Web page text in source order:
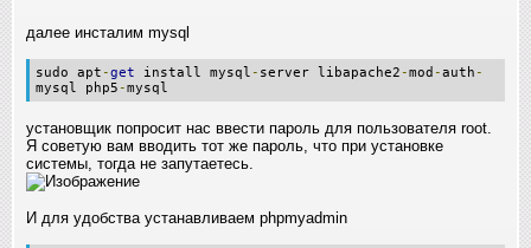
далее инсталим mysql
sudo apt -get install mysql - server libapache2 -mod -auth -
mysql php5 -mysql
установщик попросит нас ввести пароль для пользователя root.
Я советую вам вводить тот же пароль, что при установке
системы, тогда не запутаетесь.
И для удобства устанавливаем phpmyadmin